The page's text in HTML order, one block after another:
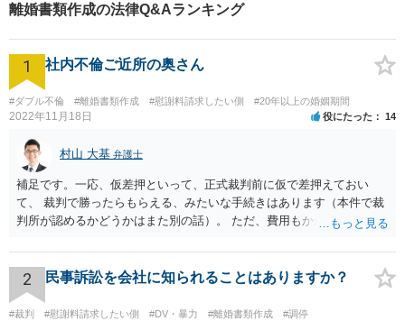
離婚書類作成の法律Q&Aランキング
1 社内不倫ご近所の奥さん
#ダブル不倫 #離婚書類作成 #慰謝料請求したい側 #20年以上の婚姻期間
2022年11月18日 役にたった 14
村山 大基 弁護士
補足です。一応、仮差押といって、正式裁判前に仮で差押えておい
て、 裁判で勝ったらもらえる、みたいな手続きはあります（本件で裁
判所が認めるかどうかはまた別の話）。 ただ、費用もかかりますし、
のであれば、 面談相談に行って詳しく話を聞いてみましょう。
2 民事訴訟を会社に知られることはありますか？
#裁判 #慰謝料請求したい側 #DV・暴力 #離婚書類作成 #調停